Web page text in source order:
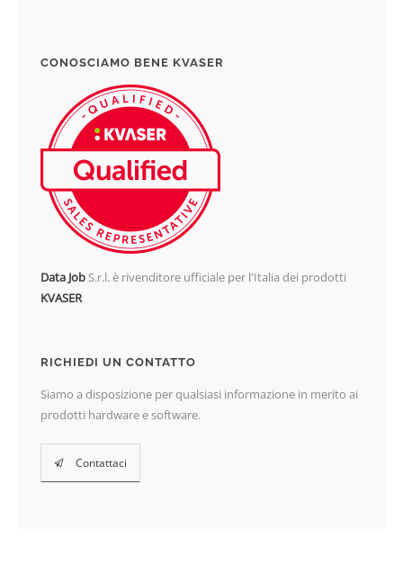
CONOSCIAMO BENE KVASER
Data JobS.r.l. è rivenditore ufficiale per l'Italia dei prodotti
KVASER
RICHIEDI UN CONTATTO
Siamo a disposizione per qualsiasi informazione in merito ai
prodotti hardware e software.
Contattaci